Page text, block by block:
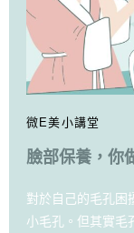
微E美小講堂
臉部保養，你
對於自己的毛孔困
小毛孔。但其實毛